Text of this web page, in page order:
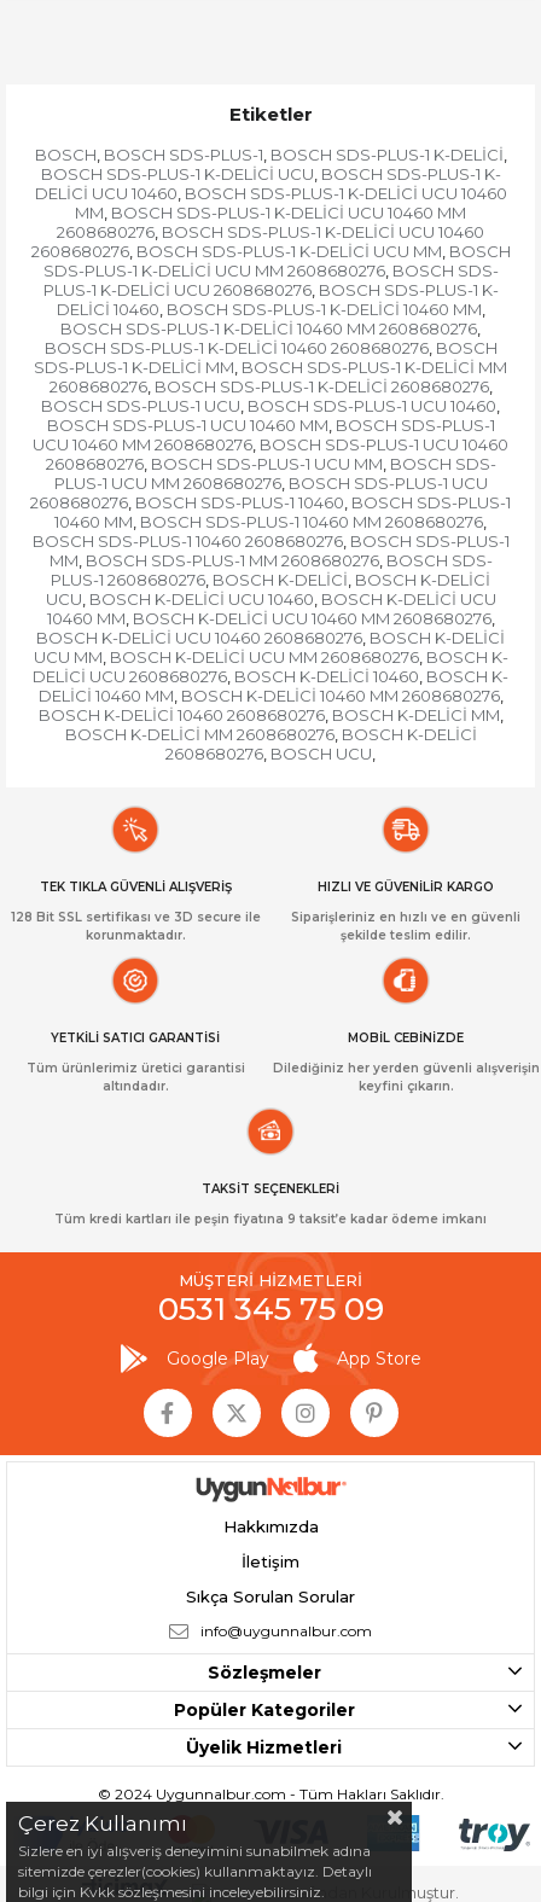
Etiketler
BOSCH BOSCH SDS-PLUS-1 BOSCH SDS-PLUS-1 K-DELİCİ
BOSCH SDS-PLUS-1 K-DELİCİ UCU BOSCH SDS-PLUS-1 K-
DELİCİ UCU 10460 BOSCH SDS-PLUS-1 K-DELİCİ UCU 10460
MM BOSCH SDS-PLUS-1 K-DELİCİ UCU 10460 MM
2608680276 BOSCH SDS-PLUS-1 K-DELİCİ UCU 10460
2608680276, BOSCH SDS-PLUS-1 K-DELİCİ UCU MM BOSCH
SDS-PLUS-1 K-DELİCİ UCU MM 2608680276, BOSCH SDS-
PLUS-1 K-DELİCİ UCU 2608680276, BOSCH SDS-PLUS-1 K-
DELİCİ 10460 BOSCH SDS-PLUS-1 K-DELİCİ 10460 MM
BOSCH SDS-PLUS-1 K-DELİCİ 10460 MM 2608680276
BOSCH SDS-PLUS-1 K-DELİCİ 10460 2608680276, BOSCH
SDS-PLUS-1 K-DELİCİ MM BOSCH SDS-PLUS-1 K-DELİCİ MM
2608680276, BOSCH SDS-PLUS-1 K-DELİCİ 2608680276,
BOSCH SDS-PLUS-1 UCU BOSCH SDS-PLUS-1 UCU 10460
BOSCH SDS-PLUS-1 UCU 10460 MM BOSCH SDS-PLUS-1
UCU 10460 MM 2608680276 BOSCH SDS-PLUS-1 UCU 10460
2608680276, BOSCH SDS-PLUS-1 UCU MM BOSCH SDS-
PLUS-1 UCU MM 2608680276, BOSCH SDS-PLUS-1 UCU
2608680276 BOSCH SDS-PLUS-1 10460 BOSCH SDS-PLUS-1
10460 MM BOSCH SDS-PLUS-1 10460 MM 2608680276
BOSCH SDS-PLUS-1 10460 2608680276, BOSCH SDS-PLUS-1
MM BOSCH SDS-PLUS-1 MM 2608680276, BOSCH SDS-
PLUS-1 2608680276 BOSCH K-DELİCİ BOSCH K-DELİCİ
UCU BOSCH K-DELİCİ UCU 10460 BOSCH K-DELİCİ UCU
10460 MM BOSCH K-DELİCİ UCU 10460 MM 2608680276,
BOSCH K-DELİCİ UCU 10460 2608680276 BOSCH K-DELİCİ
UCU MM BOSCH K-DELİCİ UCU MM 2608680276, BOSCH K-
DELİCİ UCU 2608680276 BOSCH K-DELİCİ 10460 BOSCH K-
DELİCİ 10460 MM BOSCH K-DELİCİ 10460 MM 2608680276,
BOSCH K-DELİCİ 10460 2608680276, BOSCH K-DELİCİ MM
BOSCH K-DELİCİ MM 2608680276, BOSCH K-DELİCİ
2608680276 BOSCH UCU
TEK TIKLA GÜVENLİ ALIŞVERİŞ
128 Bit SSL sertifikası ve 3D secure ile
korunmaktadır.
HIZLI VE GÜVENİLİR KARGO
Siparişleriniz en hızlı ve en güvenli
şekilde teslim edilir.
YETKİLİ SATICI GARANTİSİ
Tüm ürünlerimiz üretici garantisi
altındadır.
MOBİL CEBİNİZDE
Dilediğiniz her yerden güvenli alışverişin
keyfini çıkarın.
TAKSİT SEÇENEKLERİ
Tüm kredi kartları ile peşin fiyatına 9 taksit’e kadar ödeme imkanı
MÜŞTERİ HİZMETLERİ
0531 345 75 09
Google Play App Store
Hakkımızda
İletişim
Sıkça Sorulan Sorular
info@uygunnalbur.com
Sözleşmeler
Popüler Kategoriler
Üyelik Hizmetleri
© 2024 Uygunnalbur.com - Tüm Hakları Saklıdır.
Tarafından Kurulmuştur.
Çerez Kullanımı
Sizlere en iyi alışveriş deneyimini sunabilmek adına
sitemizde çerezler(cookies) kullanmaktayız. Detaylı
bilgi için Kvkk sözleşmesini inceleyebilirsiniz.